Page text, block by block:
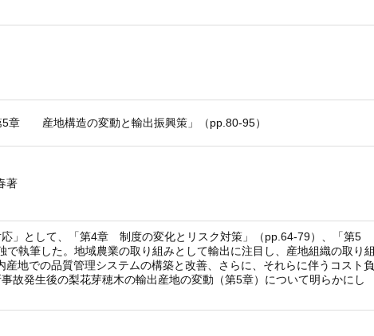
5章 産地構造の変動と輸出振興策」（pp.80-95）
著
」として、「第4章 制度の変化とリスク対策」（pp.64-79）、「第5
筆した。地域農業の取り組みとして輸出に注目し、産地組織の取り組
地での品質管理システムの構築と改善、さらに、それらに伴うコスト負
故発生後の梨花芽穂木の輸出産地の変動（第5章）について明らかにし